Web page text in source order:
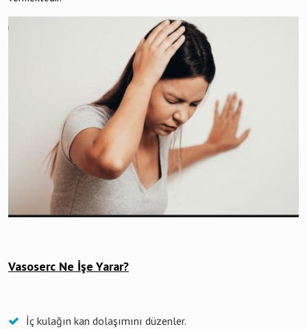
Vasoserc Ne İşe Yarar?
İç kulağın kan dolaşımını düzenler.